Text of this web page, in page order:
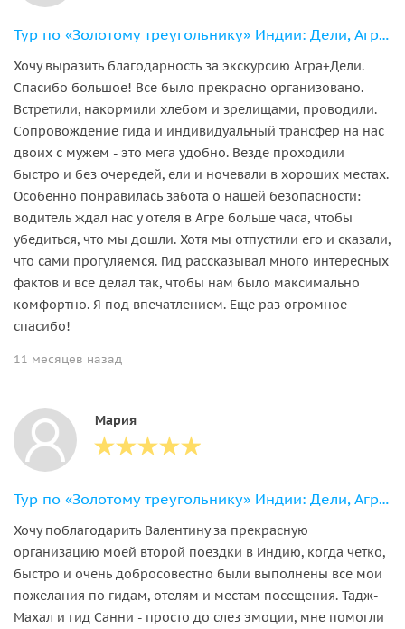
Тур по «Золотому треугольнику» Индии: Дели, Агра, Джайпур
Хочу выразить благодарность за экскурсию Агра+Дели.
Спасибо большое! Все было прекрасно организовано.
Встретили, накормили хлебом и зрелищами, проводили.
Сопровождение гида и индивидуальный трансфер на нас
двоих с мужем - это мега удобно. Везде проходили
быстро и без очередей, ели и ночевали в хороших местах.
Особенно понравилась забота о нашей безопасности:
водитель ждал нас у отеля в Агре больше часа, чтобы
убедиться, что мы дошли. Хотя мы отпустили его и сказали,
что сами прогуляемся. Гид рассказывал много интересных
фактов и все делал так, чтобы нам было максимально
комфортно. Я под впечатлением. Еще раз огромное
спасибо!
11 месяцев назад
Мария
Тур по «Золотому треугольнику» Индии: Дели, Агра, Джайпур
Хочу поблагодарить Валентину за прекрасную
организацию моей второй поездки в Индию, когда четко,
быстро и очень добросовестно были выполнены все мои
пожелания по гидам, отелям и местам посещения. Тадж-
Махал и гид Санни - просто до слез эмоции, мне помогли